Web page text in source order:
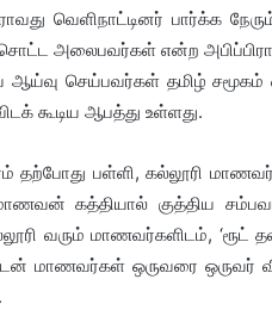
வெளிநாட்டினர் பார்க்க
அலைபவர்கள் என்ற
ஆய்வு செய்பவர்கள் தமிழ்
கூடிய ஆபத்து உள்ளது.
தற்போது பள்ளி, கல்லூரி
கத்தியால் குத்திய
வரும் மாணவர்களிடம், ‘ரூட்
மாணவர்கள் ஒருவரை ஒருவர்